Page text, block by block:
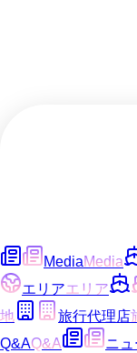
MediaMedia
エリアエリア
地
旅行代理店
Q&AQ&A ニュ